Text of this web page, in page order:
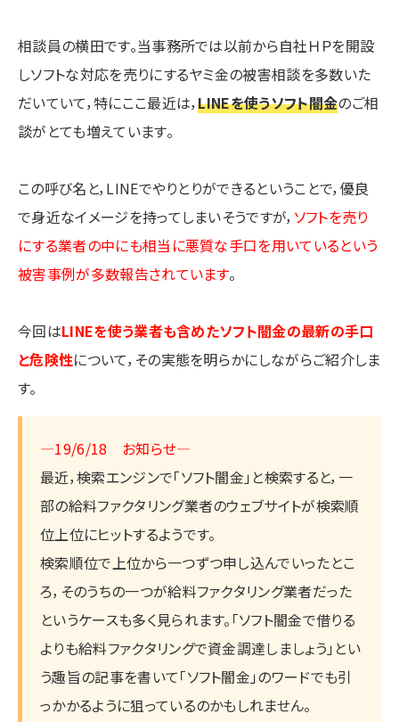
相談員の横田です。当事務所では以前から自社ＨＰを開設
しソフトな対応を売りにするヤミ金の被害相談を多数いた
だいていて，特にここ最近は，LINEを使うソフト闇金のご相
談がとても増えています。
この呼び名と，LINEでやりとりができるということで，優良
で身近なイメージを持ってしまいそうですが， ソフトを売り
にする業者の中にも相当に悪質な手口を用いているという
被害事例が多数報告されています。
今回はLINEを使う業者も含めたソフト闇金の最新の手口
と危険性について，その実態を明らかにしながらご紹介しま
す。
―19/6/18 お知らせ―
最近，検索エンジンで「ソフト闇金」と検索すると，一
部の給料ファクタリング業者のウェブサイトが検索順
位上位にヒットするようです。
検索順位で上位から一つずつ申し込んでいったとこ
ろ，そのうちの一つが給料ファクタリング業者だった
というケースも多く見られます。「ソフト闇金で借りる
よりも給料ファクタリングで資金調達しましょう」とい
う趣旨の記事を書いて「ソフト闇金」のワードでも引
っかかるように狙っているのかもしれません。